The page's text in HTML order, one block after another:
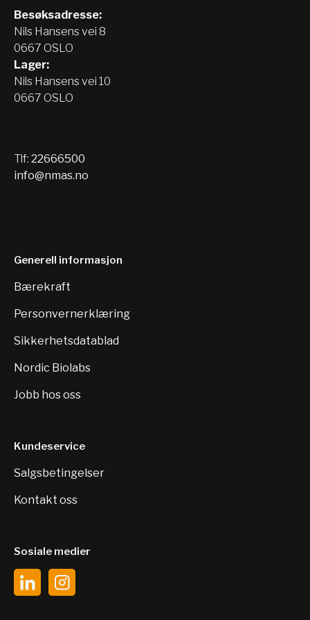
Besøksadresse:
Nils Hansens vei 8
0667 OSLO
Lager:
Nils Hansens vei 10
0667 OSLO
Tlf: 22666500
info@nmas.no
Generell informasjon
Bærekraft
Personvernerklæring
Sikkerhetsdatablad
Nordic Biolabs
Jobb hos oss
Kundeservice
Salgsbetingelser
Kontakt oss
Sosiale medier